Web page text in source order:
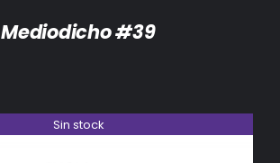
Mediodicho #39
Sin stock